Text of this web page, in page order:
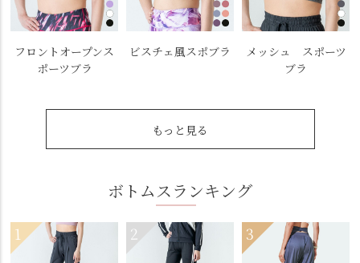
フロントオープンス
ポーツブラ
ビスチェ風スポブラ
メッシュ スポーツ
ブラ
もっと見る
ボトムスランキング